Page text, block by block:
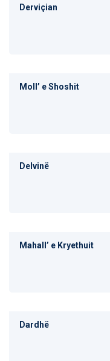
Derviçian
Mollʼ e Shoshit
Delvinë
Mahallʼ e Kryethuit
Dardhë